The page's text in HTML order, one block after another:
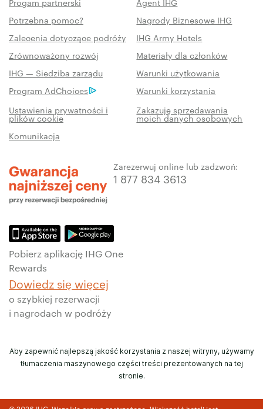
Potrzebna pomoc?
Nagrody Biznesowe IHG
Zalecenia dotyczące podróży
IHG Army Hotels
Zrównoważony rozwój
Materiały dla członków
IHG — Siedziba zarządu
Warunki użytkowania
Program AdChoices
Warunki korzystania
Ustawienia prywatności i
plików cookie
Zakazuję sprzedawania
moich danych osobowych
Komunikacja
Zarezerwuj online lub zadzwoń:
1 877 834 3613
Pobierz aplikację IHG One
Rewards
Dowiedz się więcej
o szybkiej rezerwacji
i nagrodach w podróży
Aby zapewnić najlepszą jakość korzystania z naszej witryny, używamy
tłumaczenia maszynowego części treści prezentowanych na tej
stronie.